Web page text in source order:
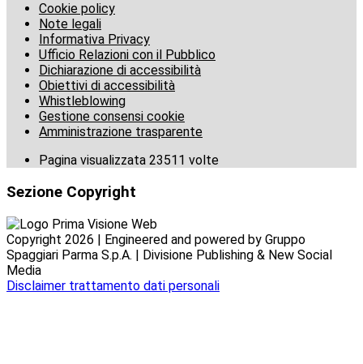
Cookie policy
Note legali
Informativa Privacy
Ufficio Relazioni con il Pubblico
Dichiarazione di accessibilità
Obiettivi di accessibilità
Whistleblowing
Gestione consensi cookie
Amministrazione trasparente
Pagina visualizzata 23511 volte
Sezione Copyright
Copyright 2026 | Engineered and powered by Gruppo
Spaggiari Parma S.p.A. | Divisione Publishing & New Social
Media
Disclaimer trattamento dati personali